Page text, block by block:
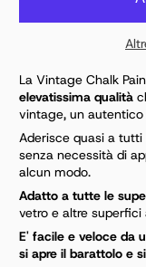
La Vintage Chalk
elevatissima qualità
vintage, un
Aderisce quasi a
senza necessità di
alcun modo.
Adatto a tutte le
vetro e altre
E' facile e veloce da
si apre il barattolo e